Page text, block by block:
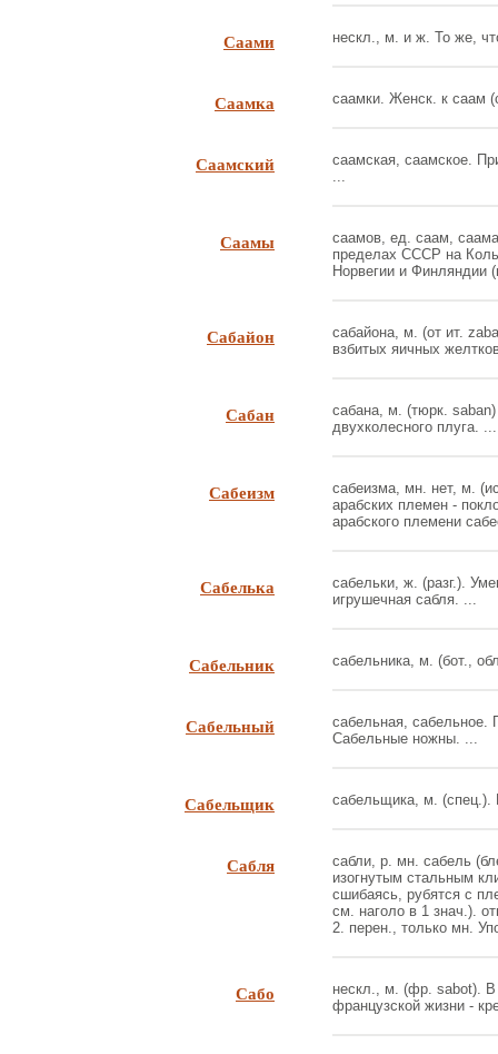
Саами нескл., м. и ж. То же,
Саамка саамки. Женск. к саам
Саамский
саамская, саамское.
...
Саамы
саамов, ед. саам,
пределах СССР на
Норвегии и Финляндии
Сабайон
сабайона, м. (от ит.
взбитых яичных
Сабан
сабана, м. (тюрк.
двухколесного плуга. ...
Сабеизм
сабеизма, мн. нет, м.
арабских племен -
арабского племени
Сабелька
сабельки, ж. (разг.).
игрушечная сабля. ...
Сабельник сабельника, м. (бот.,
Сабельный
сабельная, сабельное.
Сабельные ножны. ...
Сабельщик сабельщика, м. (спец.).
Сабля
сабли, р. мн. сабель
изогнутым стальным
сшибаясь, рубятся с
см. наголо в 1 знач.).
2. перен., только мн.
Сабо
нескл., м. (фр. sabot). В
французской жизни -